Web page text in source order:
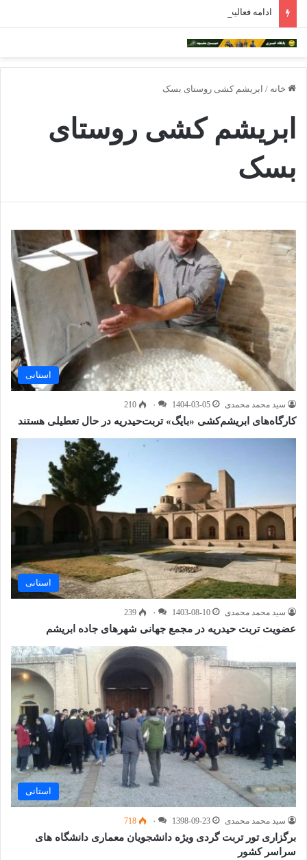
خانه / ابریشم کشی روستای بسک
ابریشم کشی روستای
بسک
استانی
سید محمد محمدی 1404-03-05 ۰ 210
کارگاه‌های ابریشم‌کشی «بایگ» تربت‌حیدریه در حال تعطیلی هستند
استانی
سید محمد محمدی 1403-08-10 ۰ 239
عضویت تربت حیدریه در مجمع جهانی شهرهای جاده ابریشم
استانی
سید محمد محمدی 1398-09-23 ۰ 718
برگزاری تور تربت گردی ویژه دانشجویان معماری دانشگاه های
سراسر کشور